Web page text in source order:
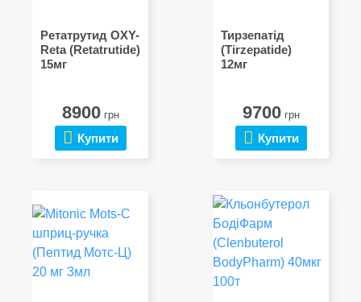
Ретатрутид OXY-
Reta (Retatrutide)
15мг
8900грн
Купити
Тирзепатід
(Tirzepatide)
12мг
9700грн
Купити